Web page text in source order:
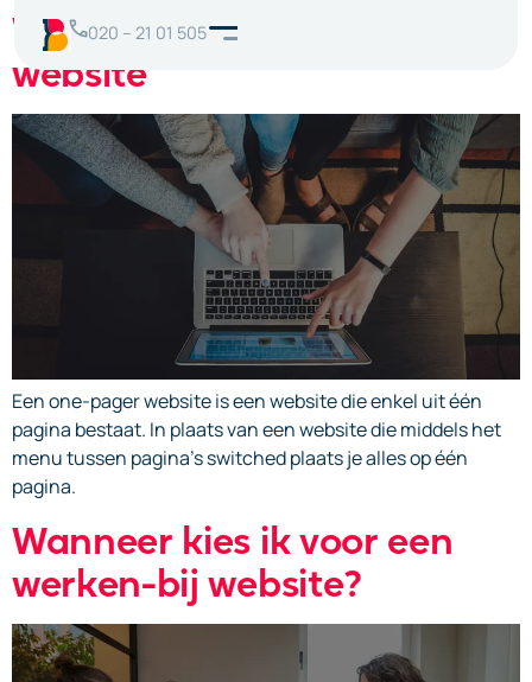
020 – 21 01 505
Wat is een one-pager
website
Een one-pager website is een website die enkel uit één
pagina bestaat. In plaats van een website die middels het
menu tussen pagina’s switched plaats je alles op één
pagina.
Wanneer kies ik voor een
werken-bij website?